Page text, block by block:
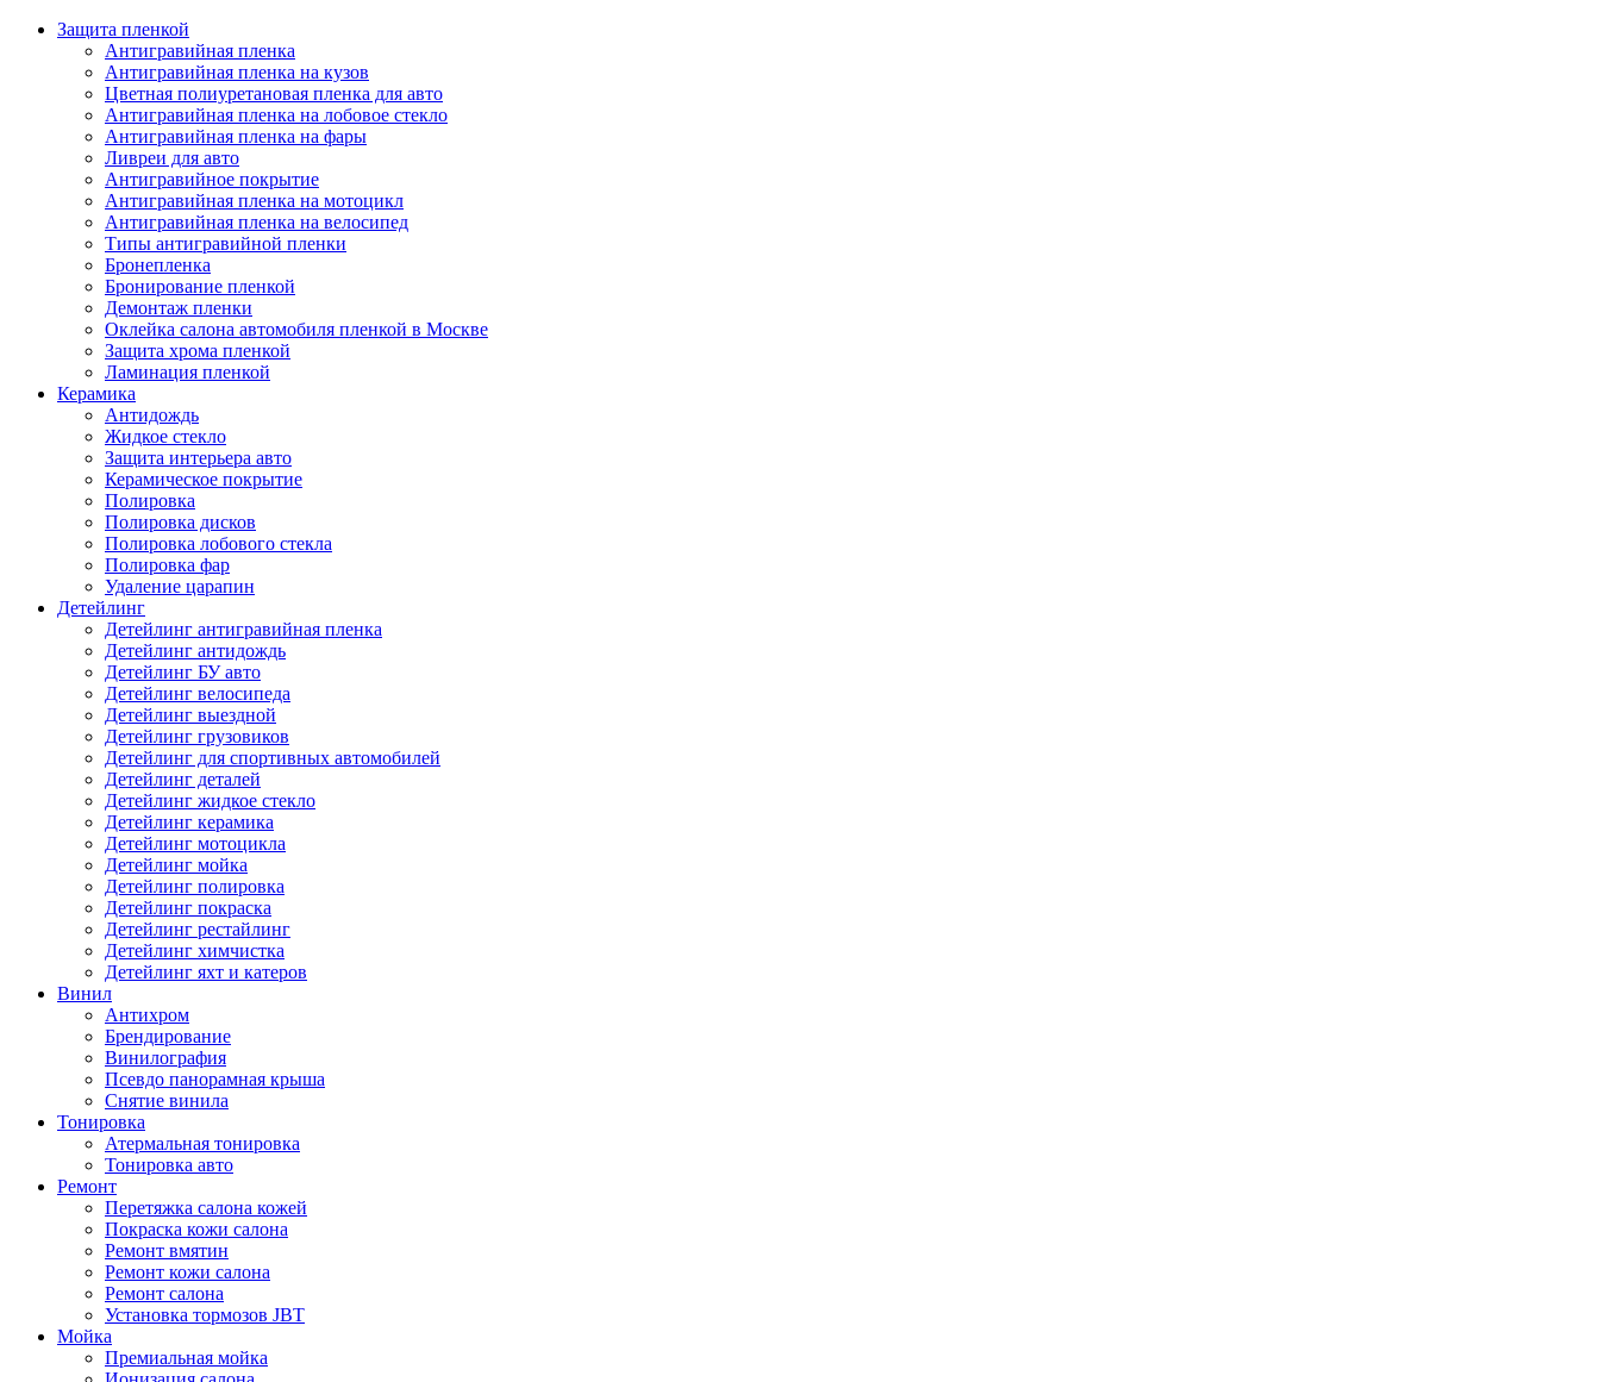
Защита пленкой
Антигравийная пленка
Антигравийная пленка на кузов
Цветная полиуретановая пленка для авто
Антигравийная пленка на лобовое стекло
Антигравийная пленка на фары
Ливреи для авто
Антигравийное покрытие
Антигравийная пленка на мотоцикл
Антигравийная пленка на велосипед
Типы антигравийной пленки
Бронепленка
Бронирование пленкой
Демонтаж пленки
Оклейка салона автомобиля пленкой в Москве
Защита хрома пленкой
Ламинация пленкой
Керамика
Антидождь
Жидкое стекло
Защита интерьера авто
Керамическое покрытие
Полировка
Полировка дисков
Полировка лобового стекла
Полировка фар
Удаление царапин
Детейлинг
Детейлинг антигравийная пленка
Детейлинг антидождь
Детейлинг БУ авто
Детейлинг велосипеда
Детейлинг выездной
Детейлинг грузовиков
Детейлинг для спортивных автомобилей
Детейлинг деталей
Детейлинг жидкое стекло
Детейлинг керамика
Детейлинг мотоцикла
Детейлинг мойка
Детейлинг полировка
Детейлинг покраска
Детейлинг рестайлинг
Детейлинг химчистка
Детейлинг яхт и катеров
Винил
Антихром
Брендирование
Винилография
Псевдо панорамная крыша
Снятие винила
Тонировка
Атермальная тонировка
Тонировка авто
Ремонт
Перетяжка салона кожей
Покраска кожи салона
Ремонт вмятин
Ремонт кожи салона
Ремонт салона
Установка тормозов JBT
Мойка
Премиальная мойка